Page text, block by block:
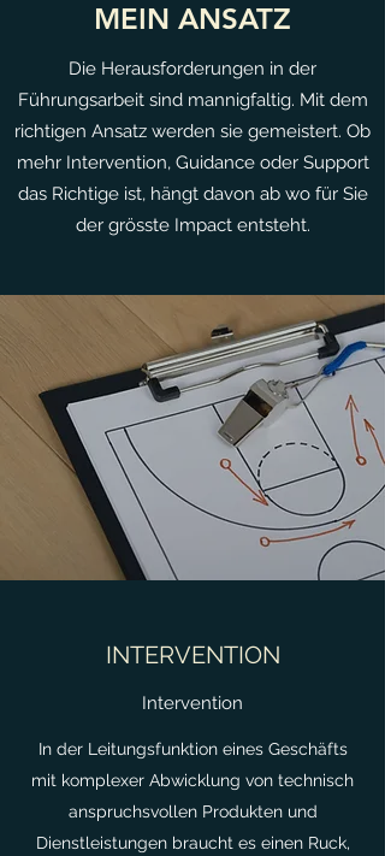
MEIN ANSATZ
Die Herausforderungen in der
Führungsarbeit sind mannigfaltig. Mit dem
richtigen Ansatz werden sie gemeistert. Ob
mehr Intervention, Guidance oder Support
das Richtige ist, hängt davon ab wo für Sie
der grösste Impact entsteht.
INTERVENTION
Intervention
In der Leitungsfunktion eines Geschäfts
mit komplexer Abwicklung von technisch
anspruchsvollen Produkten und
Dienstleistungen braucht es einen Ruck,